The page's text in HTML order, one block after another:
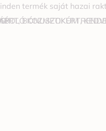
termék saját hazai
KOZMETIKUM
BÓNUSZOKÉRT,